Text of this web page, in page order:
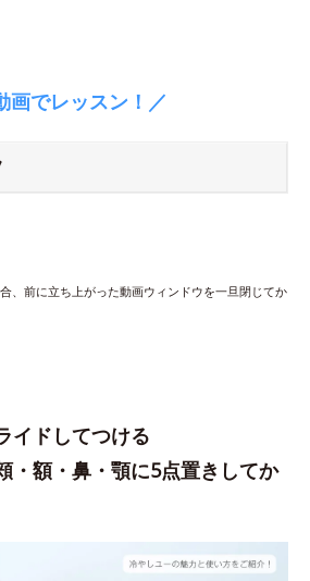
画でレッスン！／
、前に立ち上がった動画ウィンドウを一旦閉じてか
イドしてつける
・額・鼻・顎に5点置きしてか